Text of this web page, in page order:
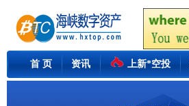
首 页 资讯 上新*空投